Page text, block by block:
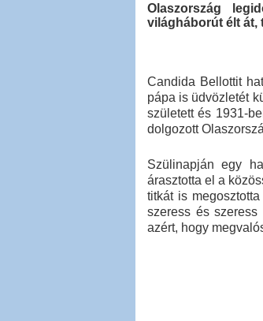
Olaszország
világháborút élt át,
Candida Bellottit
pápa is üdvözletét
született és 1931-
dolgozott
Szülinapján egy
árasztotta el a
titkát is
szeress és
azért, hogy